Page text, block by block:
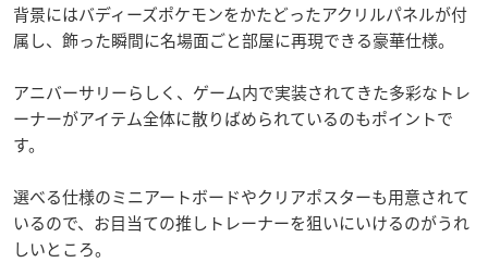
背景にはバディーズポケモンをかたどったアクリルパネルが付
属し、飾った瞬間に名場面ごと部屋に再現できる豪華仕様。
アニバーサリーらしく、ゲーム内で実装されてきた多彩なトレ
ーナーがアイテム全体に散りばめられているのもポイントで
す。
選べる仕様のミニアートボードやクリアポスターも用意されて
いるので、お目当ての推しトレーナーを狙いにいけるのがうれ
しいところ。